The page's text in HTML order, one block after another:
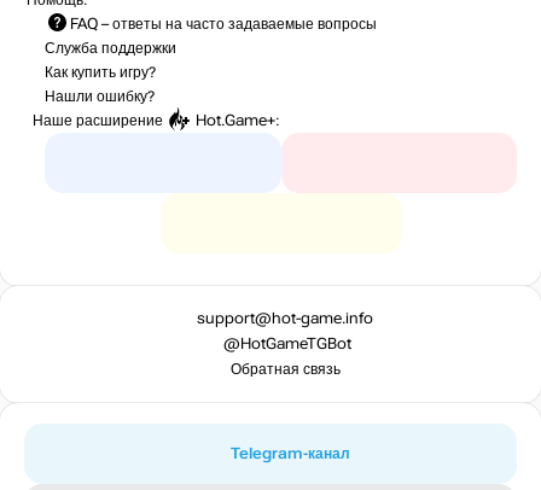
FAQ – ответы на часто задаваемые вопросы
Служба поддержки
Как купить игру?
Нашли ошибку?
Наше расширение
Hot.Game+:
support@hot-game.info
@HotGameTGBot
Обратная связь
Telegram-канал